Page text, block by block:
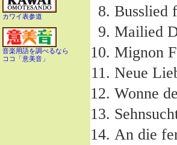
カワイ表参道
音楽用語を調べるなら
ココ「意美音」
Busslied
Mailied
Mignon
Neue
Wonne
An die